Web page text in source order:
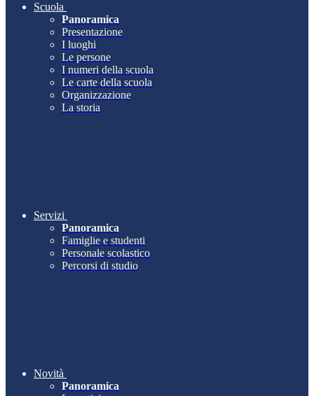
Scuola
Panoramica
Presentazione
I luoghi
Le persone
I numeri della scuola
Le carte della scuola
Organizzazione
La storia
Servizi
Panoramica
Famiglie e studenti
Personale scolastico
Percorsi di studio
Novità
Panoramica